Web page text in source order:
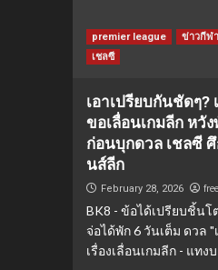
premier league ข่าวกีฬา
เชลซี
เอาเปรียบกันชัดๆ?
ขอเลื่อนเกมลีก หวั
ก่อนบุกดวล เชลซี
นส์ลีก
February 28, 2026
BK8 - ข้อได้เปรียบชิ้นโ
จ่อได้พัก 6 วันเต็ม ดวล
เรื่องเลื่อนเกมลีก - แทง